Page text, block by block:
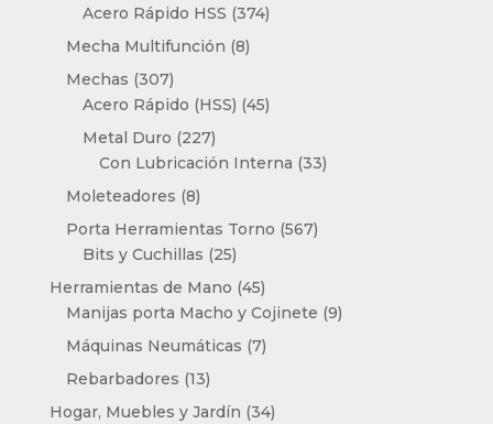
productos
Acero Rápido HSS 374374
Mecha Multifunción 88
Mechas 307307
productos
Acero Rápido (HSS) 4545
Metal Duro 227227
productos
Con Lubricación Interna 3333
Moleteadores 88
productos
Porta Herramientas Torno 567567
Bits y Cuchillas 2525
productos
Herramientas de Mano 4545
productos
Manijas porta Macho y Cojinete 99
Máquinas Neumáticas 77
Rebarbadores 1313
productos
Hogar, Muebles y Jardín 3434